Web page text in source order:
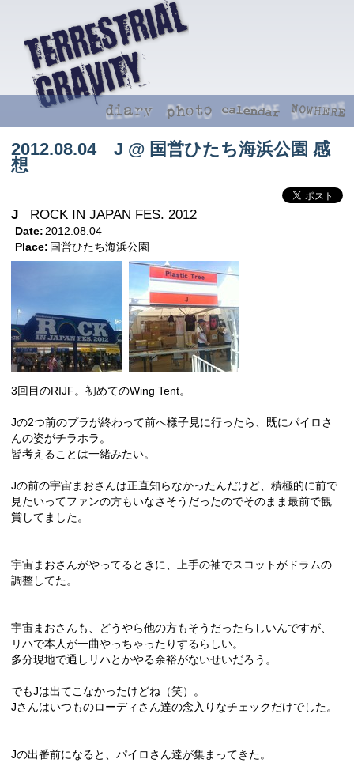
2012.08.04 J @ 国営ひたち海浜公園 感
想
J ROCK IN JAPAN FES. 2012
Date: 2012.08.04
Place: 国営ひたち海浜公園
3回目のRIJF。初めてのWing Tent。
Jの2つ前のプラが終わって前へ様子見に行ったら、既にパイロさ
んの姿がチラホラ。
皆考えることは一緒みたい。
Jの前の宇宙まおさんは正直知らなかったんだけど、積極的に前で
見たいってファンの方もいなさそうだったのでそのまま最前で観
賞してました。
宇宙まおさんがやってるときに、上手の袖でスコットがドラムの
調整してた。
宇宙まおさんも、どうやら他の方もそうだったらしいんですが、
リハで本人が一曲やっちゃったりするらしい。
多分現地で通しリハとかやる余裕がないせいだろう。
でもJは出てこなかったけどね（笑）。
Jさんはいつものローディさん達の念入りなチェックだけでした。
Jの出番前になると、パイロさん達が集まってきた。